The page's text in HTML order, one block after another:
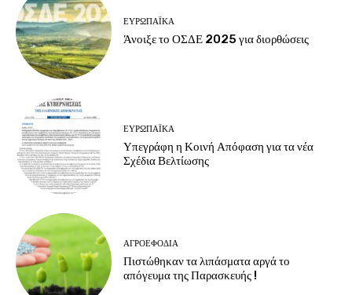
ΕΥΡΩΠΑΪΚΆ
Άνοιξε το ΟΣΔΕ 2025 για διορθώσεις
ΕΥΡΩΠΑΪΚΆ
Υπεγράφη η Κοινή Απόφαση για τα νέα
Σχέδια Βελτίωσης
ΑΓΡΟΕΦΌΔΙΑ
Πιστώθηκαν τα λιπάσματα αργά το
απόγευμα της Παρασκευής !